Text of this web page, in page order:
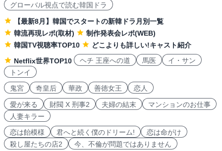
グローバル視点で読む韓国ドラ
【最新8月】韓国でスタートの新韓ドラ月別一覧
韓流再現レポ(取材)
制作発表会レポ(WEB)
韓国TV視聴率TOP10
どこよりも詳しい!キャスト紹介
Netflix世界TOP10
ヘチ 王座への道 馬医
イ・サン
トンイ
鬼宮
奇皇后 華政 善徳女王 恋人
愛が来る 財閥 X 刑事2 夫婦の結末
マンションのお仕事
人妻キラー
恋は飴模様
君へと続く僕のドリーム!
恋は命がけ
殺し屋たちの店2
今、不倫が問題ではありません